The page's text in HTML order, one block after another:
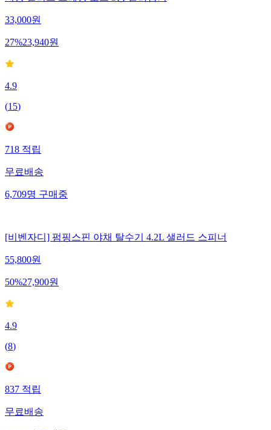
33,000원
27%23,940원
4.9
(15)
718적립
무료배송
6,709명구매중
[비벤자디] 펌핑스핀 야채 탈수기 4.2L 샐러드 스피너
55,800원
50%27,900원
4.9
(8)
837적립
무료배송